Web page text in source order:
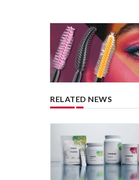
RELATED NEWS